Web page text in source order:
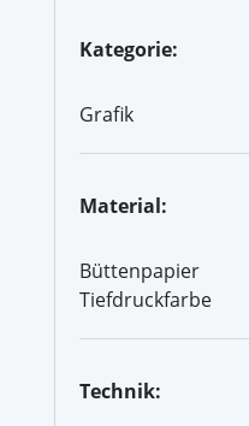
Kategorie:
Grafik
Material:
Büttenpapier
Tiefdruckfarbe
Technik: